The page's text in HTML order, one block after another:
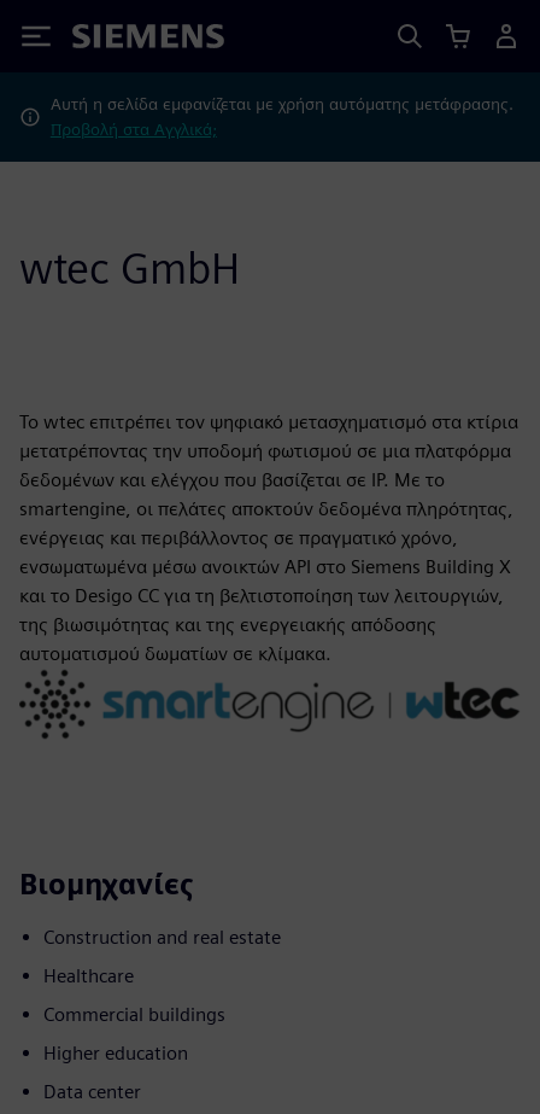
Siemens
Αυτή η σελίδα εμφανίζεται με χρήση αυτόματης μετάφρασης.
Προβολή στα Αγγλικά;
wtec GmbH
Το wtec επιτρέπει τον ψηφιακό μετασχηματισμό στα κτίρια
μετατρέποντας την υποδομή φωτισμού σε μια πλατφόρμα
δεδομένων και ελέγχου που βασίζεται σε IP. Με το
smartengine, οι πελάτες αποκτούν δεδομένα πληρότητας,
ενέργειας και περιβάλλοντος σε πραγματικό χρόνο,
ενσωματωμένα μέσω ανοικτών API στο Siemens Building X
και το Desigo CC για τη βελτιστοποίηση των λειτουργιών,
της βιωσιμότητας και της ενεργειακής απόδοσης
αυτοματισμού δωματίων σε κλίμακα.
Βιομηχανίες
Construction and real estate
Healthcare
Commercial buildings
Higher education
Data center